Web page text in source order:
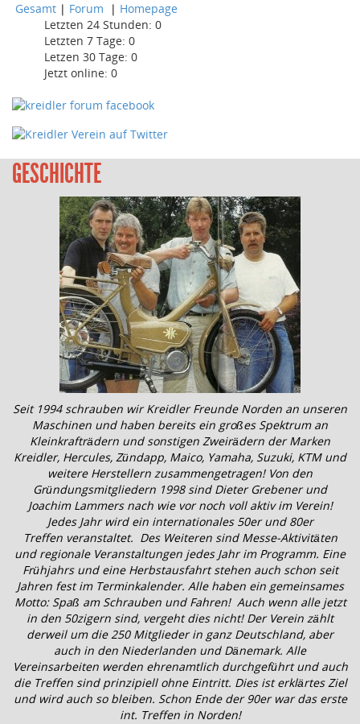
Gesamt | Forum | Homepage
Letzten 24 Stunden: 0
Letzten 7 Tage: 0
Letzen 30 Tage: 0
Jetzt online: 0
GESCHICHTE
Seit 1994 schrauben wir Kreidler Freunde Norden an unseren
Maschinen und haben bereits ein großes Spektrum an
Kleinkrafträdern und sonstigen Zweirädern der Marken
Kreidler, Hercules, Zündapp, Maico, Yamaha, Suzuki, KTM und
weitere Herstellern zusammengetragen! Von den
Gründungsmitgliedern 1998 sind Dieter Grebener und
Joachim Lammers nach wie vor noch voll aktiv im Verein!
Jedes Jahr wird ein internationales 50er und 80er
Treffen veranstaltet. Des Weiteren sind Messe-Aktivitäten
und regionale Veranstaltungen jedes Jahr im Programm. Eine
Frühjahrs und eine Herbstausfahrt stehen auch schon seit
Jahren fest im Terminkalender. Alle haben ein gemeinsames
Motto: Spaß am Schrauben und Fahren! Auch wenn alle jetzt
in den 50zigern sind, vergeht dies nicht! Der Verein zählt
derweil um die 250 Mitglieder in ganz Deutschland, aber
auch in den Niederlanden und Dänemark. Alle
Vereinsarbeiten werden ehrenamtlich durchgeführt und auch
die Treffen sind prinzipiell ohne Eintritt. Dies ist erklärtes Ziel
und wird auch so bleiben. Schon Ende der 90er war das erste
int. Treffen in Norden!